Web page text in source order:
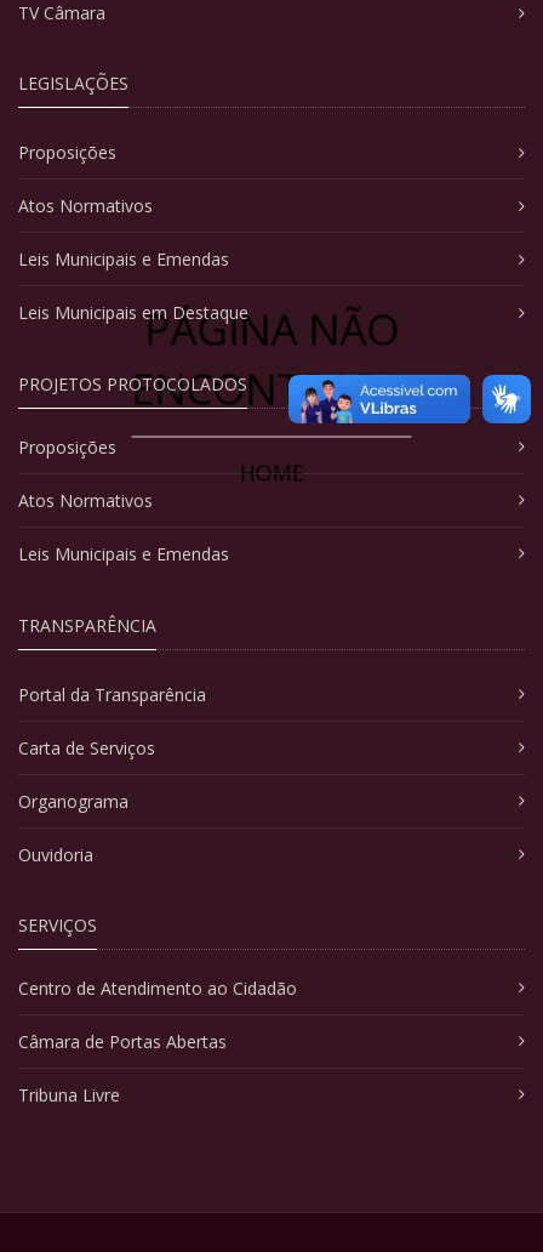
PÁGINA NÃO
ENCONTRADA
HOME
TV Câmara
LEGISLAÇÕES
Proposições
Atos Normativos
Leis Municipais e Emendas
Leis Municipais em Destaque
PROJETOS PROTOCOLADOS
Proposições
Atos Normativos
Leis Municipais e Emendas
TRANSPARÊNCIA
Portal da Transparência
Carta de Serviços
Organograma
Ouvidoria
SERVIÇOS
Centro de Atendimento ao Cidadão
Câmara de Portas Abertas
Tribuna Livre